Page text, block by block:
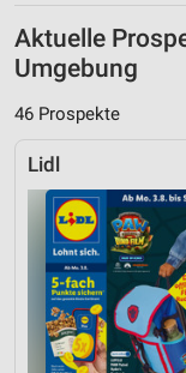
Aktuelle
Umgebung
46 Prospekte
Lidl